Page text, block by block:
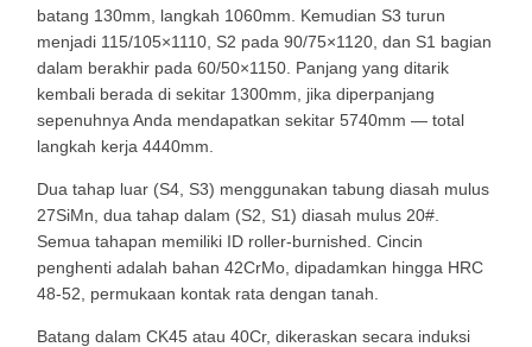
batang 130mm, langkah 1060mm. Kemudian S3 turun
menjadi 115/105×1110, S2 pada 90/75×1120, dan S1 bagian
dalam berakhir pada 60/50×1150. Panjang yang ditarik
kembali berada di sekitar 1300mm, jika diperpanjang
sepenuhnya Anda mendapatkan sekitar 5740mm — total
langkah kerja 4440mm.
Dua tahap luar (S4, S3) menggunakan tabung diasah mulus
27SiMn, dua tahap dalam (S2, S1) diasah mulus 20#.
Semua tahapan memiliki ID roller-burnished. Cincin
penghenti adalah bahan 42CrMo, dipadamkan hingga HRC
48-52, permukaan kontak rata dengan tanah.
Batang dalam CK45 atau 40Cr, dikeraskan secara induksi